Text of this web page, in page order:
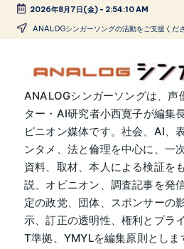
Skip
2026年8月7日(金)- 2:54:10 AM
ANALOGシンガーソングの活動をご支援くだ
A
N
A
L
O
G
シ
ANALOGシンガーソングは、声
ター・AI研究者小西寛子が編集
ピニオン媒体です。社会、AI、
ンタメ、法と倫理を中心に、一
資料、取材、本人による検証を
説、オピニオン、調査記事を発
定の政党、団体、スポンサーの
示、訂正の透明性、権利とプラ
T準拠、YMYLを編集原則としま